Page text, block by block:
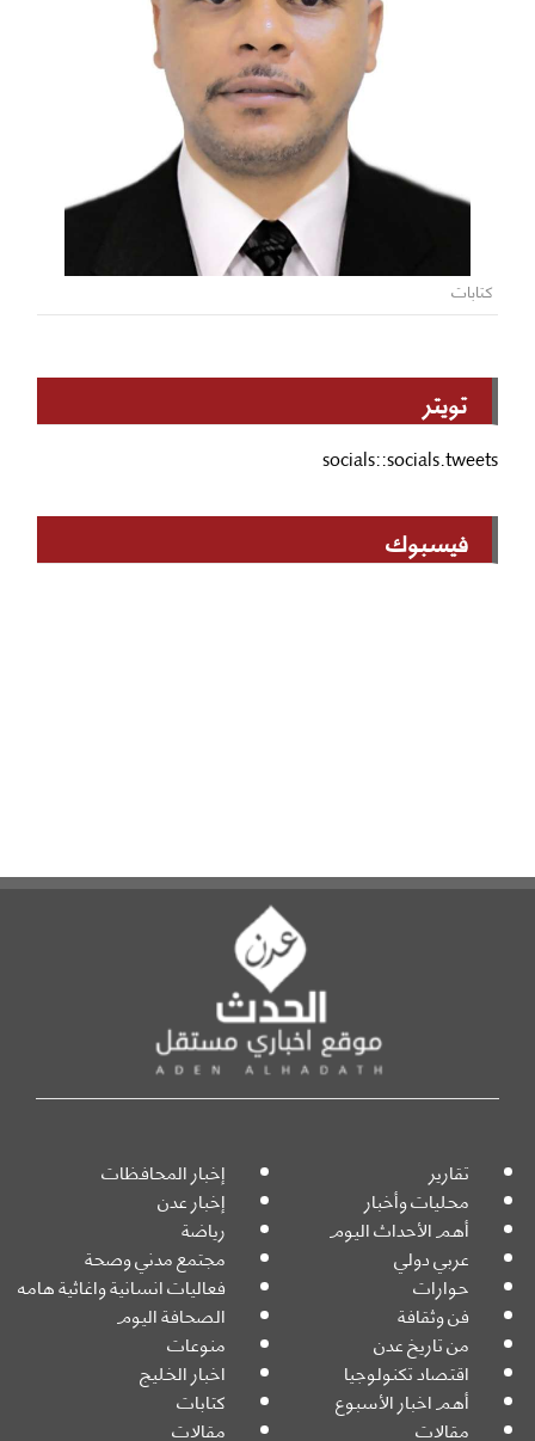
كتابات
تويتر
socials::socials.tweets
فيسبوك
تقارير إخبار المحافظات
محليات وأخبار إخبار عدن
أهم الأحداث اليوم رياضة
عربي دولي مجتمع مدني وصحة
حوارات فعاليات انسانية واغاثية هامه
فن وثقافة الصحافة اليوم
من تاريخ عدن منوعات
اقتصاد تكنولوجيا اخبار الخليج
أهم اخبار الأسبوع كتابات
مقالات مقالات